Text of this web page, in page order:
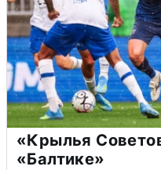
«Крылья
«Балтике»